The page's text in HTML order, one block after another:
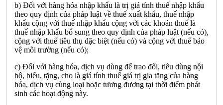
b) Đối với hàng hóa nhập khẩu là trị giá tính thuế nhập khẩu
theo quy định của pháp luật về thuế xuất khẩu, thuế nhập
khẩu cộng với thuế nhập khẩu cộng với các khoản thuế là
thuế nhập khẩu bổ sung theo quy định của pháp luật (nếu có),
cộng với thuế tiêu thụ đặc biệt (nếu có) và cộng với thuế bảo
vệ môi trường (nếu có);
c) Đối với hàng hóa, dịch vụ dùng để trao đổi, tiêu dùng nội
bộ, biếu, tặng, cho là giá tính thuế giá trị gia tăng của hàng
hóa, dịch vụ cùng loại hoặc tương đương tại thời điểm phát
sinh các hoạt động này.